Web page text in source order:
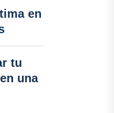
en
tu
una